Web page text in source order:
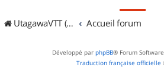
UtagawaVTT (Randos VTT et VTTAE avec traces GPS) Accueil forum
Développé par phpBB® Forum
Traduction française officielle